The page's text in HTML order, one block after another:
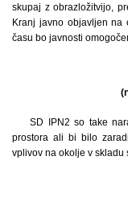
skupaj z obrazložitvijo,
Kranj javno objavljen na
času bo javnosti
SD IPN2 so take
prostora ali bi bilo
vplivov na okolje v skladu